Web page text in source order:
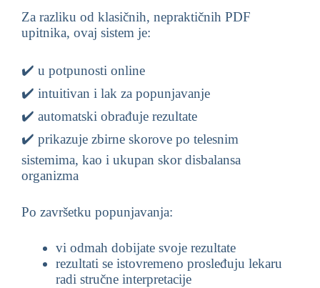
Za razliku od klasičnih, nepraktičnih PDF
upitnika, ovaj sistem je:
✔️ u potpunosti online
✔️ intuitivan i lak za popunjavanje
✔️ automatski obrađuje rezultate
✔️ prikazuje zbirne skorove po telesnim
sistemima, kao i ukupan skor disbalansa
organizma
Po završetku popunjavanja:
vi odmah dobijate svoje rezultate
rezultati se istovremeno prosleđuju lekaru
radi stručne interpretacije